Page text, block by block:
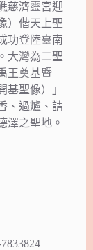
慈濟靈宮迎
）偕天上聖
功登陸臺南
大灣為二聖
王奠基暨
基聖像）」
、過爐、請
澤之聖地。